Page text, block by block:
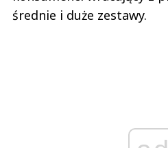
średnie i duże zestawy.